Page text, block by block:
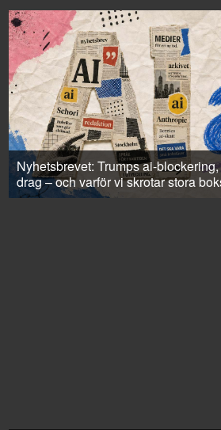
Nyhetsbrevet: Trumps ai-
drag – och varför vi skrotar stora